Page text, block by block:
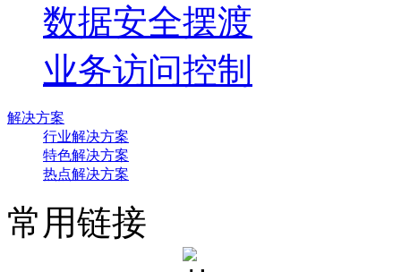
数据安全摆渡
业务访问控制
解决方案
行业解决方案
特色解决方案
热点解决方案
常用链接